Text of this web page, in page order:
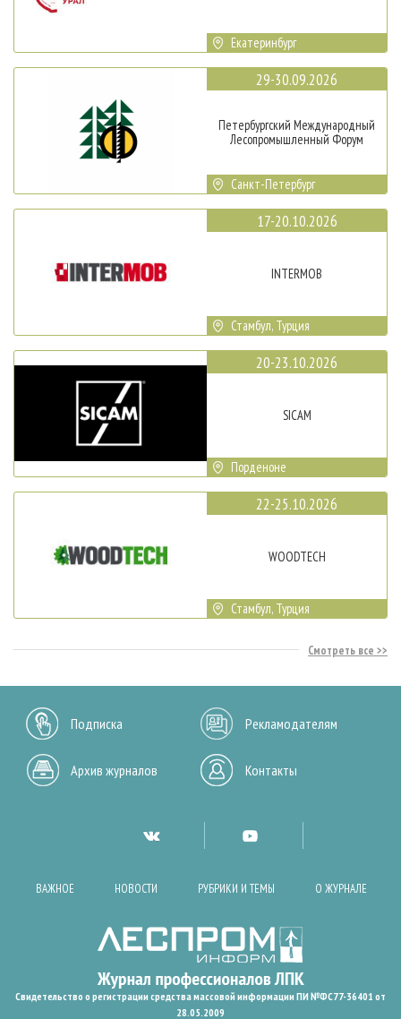
Екатеринбург
29-30.09.2026
Петербургский Международный
Лесопромышленный Форум
Санкт-Петербург
17-20.10.2026
INTERMOB
Стамбул, Турция
20-23.10.2026
SICAM
Порденоне
22-25.10.2026
WOODTECH
Стамбул, Турция
Смотреть все
Подписка Рекламодателям
Архив журналов Контакты
ВАЖНОЕ НОВОСТИ РУБРИКИ И ТЕМЫ О ЖУРНАЛЕ
Свидетельство о регистрации средства массовой информации ПИ №ФС77-36401 от
28.05.2009